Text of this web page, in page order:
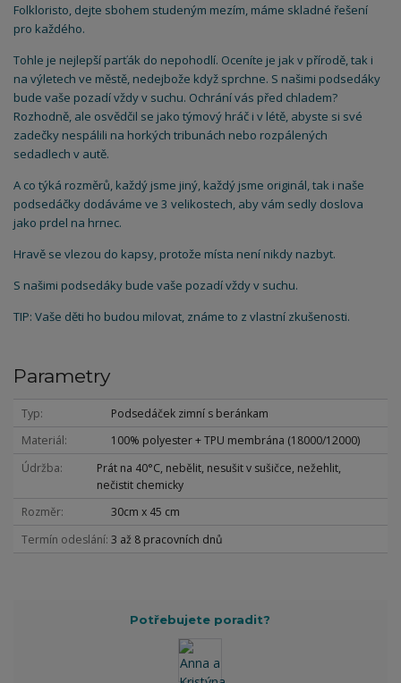
Folkloristo, dejte sbohem studeným mezím, máme skladné řešení
pro každého.
Tohle je nejlepší parťák do nepohodlí. Oceníte je jak v přírodě, tak i
na výletech ve městě, nedejbože když sprchne. S našimi podsedáky
bude vaše pozadí vždy v suchu. Ochrání vás před chladem?
Rozhodně, ale osvědčil se jako týmový hráč i v létě, abyste si své
zadečky nespálili na horkých tribunách nebo rozpálených
sedadlech v autě.
A co týká rozměrů, každý jsme jiný, každý jsme originál, tak i naše
podsedáčky dodáváme ve 3 velikostech, aby vám sedly doslova
jako prdel na hrnec.
Hravě se vlezou do kapsy, protože místa není nikdy nazbyt.
S našimi podsedáky bude vaše pozadí vždy v suchu.
TIP: Vaše děti ho budou milovat, známe to z vlastní zkušenosti.
Parametry
Typ
Podsedáček zimní s beránkam
Materiál
100% polyester + TPU membrána (18000/12000)
Údržba
Prát na 40°C, nebělit, nesušit v sušičce, nežehlit,
nečistit chemicky
Rozměr
30cm x 45 cm
Termín odeslání 3 až 8 pracovních dnů
Potřebujete poradit?